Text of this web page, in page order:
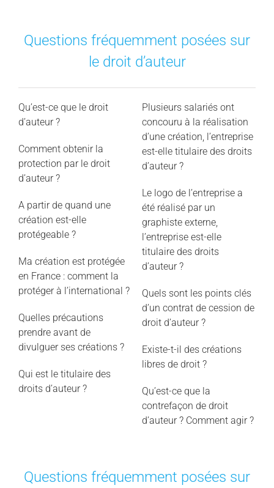
Questions fréquemment posées sur
le droit d’auteur
Qu’est-ce que le droit
d’auteur ?
Comment obtenir la
protection par le droit
d’auteur ?
A partir de quand une
création est-elle
protégeable ?
Ma création est protégée
en France : comment la
protéger à l’international ?
Quelles précautions
prendre avant de
divulguer ses créations ?
Qui est le titulaire des
droits d’auteur ?
Plusieurs salariés ont
concouru à la réalisation
d’une création, l’entreprise
est-elle titulaire des droits
d’auteur ?
Le logo de l’entreprise a
été réalisé par un
graphiste externe,
l’entreprise est-elle
titulaire des droits
d’auteur ?
Quels sont les points clés
d’un contrat de cession de
droit d’auteur ?
Existe-t-il des créations
libres de droit ?
Qu’est-ce que la
contrefaçon de droit
d’auteur ? Comment agir ?
Questions fréquemment posées sur